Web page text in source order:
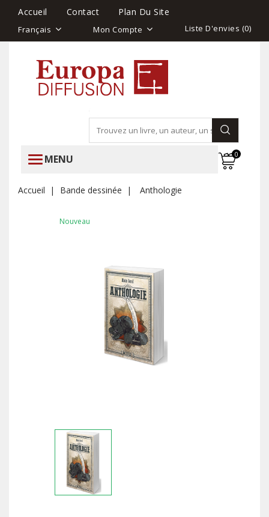
Accueil Contact Plan Du Site
Français Mon Compte Liste D'envies (0)
MENU 0
Accueil Bande dessinée Anthologie
Nouveau